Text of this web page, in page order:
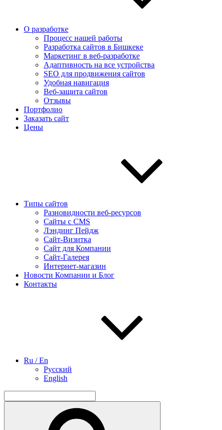
О разработке
Процесс нашей работы
Разработка сайтов в Бишкеке
Маркетинг в веб-разработке
Адаптивность на все устройства
SEO для продвижения сайтов
Удобная навигация
Веб-защита сайтов
Отзывы
Портфолио
Заказать сайт
Цены
Типы сайтов
Разновидности веб-ресурсов
Сайты с CMS
Лэндинг Пейдж
Сайт-Визитка
Сайт для Компании
Сайт-Галерея
Интернет-магазин
Новости Компании и Блог
Контакты
Ru / En
Русский
English